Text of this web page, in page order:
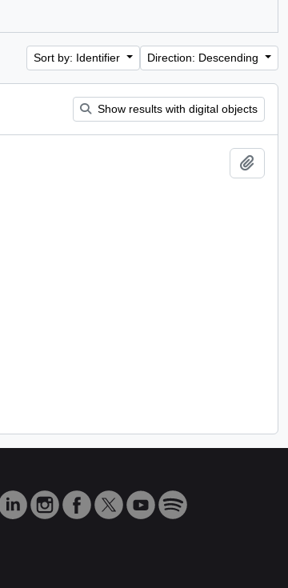
Sort by: Identifier Direction: Descending
Show results with digital objects